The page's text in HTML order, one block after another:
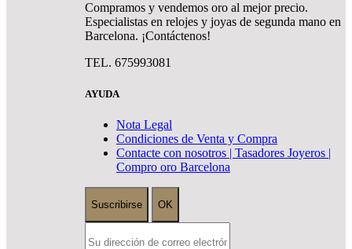
Compramos y vendemos oro al mejor precio.
Especialistas en relojes y joyas de segunda mano en
Barcelona. ¡Contáctenos!
TEL. 675993081
AYUDA
Nota Legal
Condiciones de Venta y Compra
Contacte con nosotros | Tasadores Joyeros |
Compro oro Barcelona